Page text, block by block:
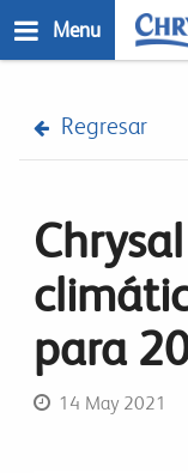
to
Menu
Regresar
Chrysal
para
14 May 2021